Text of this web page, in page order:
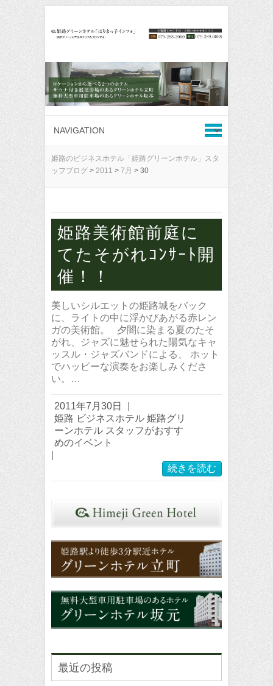
姫路のビジネスホテル「姫路グリーンホテル」スタ
ッフブログ > 2011 > 7月 > 30
姫路美術館前庭に
てたそがれｺﾝｻｰﾄ開
催！！
美しいシルエットの姫路城をバック
に、ライトの中に浮かびあがる赤レン
ガの美術館。 夕闇に染まる夏のたそ
がれ、ジャズに魅せられた陽気なキャ
ッスル・ジャズバンドによる、 ホット
でハッピーな演奏をお楽しみくださ
い。…
2011年7月30日
姫路 ビジネスホテル 姫路グリ
ーンホテル スタッフがおすす
めのイベント
続きを読む
最近の投稿